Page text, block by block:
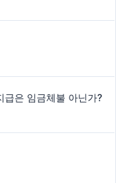
급은 임금체불 아닌가?